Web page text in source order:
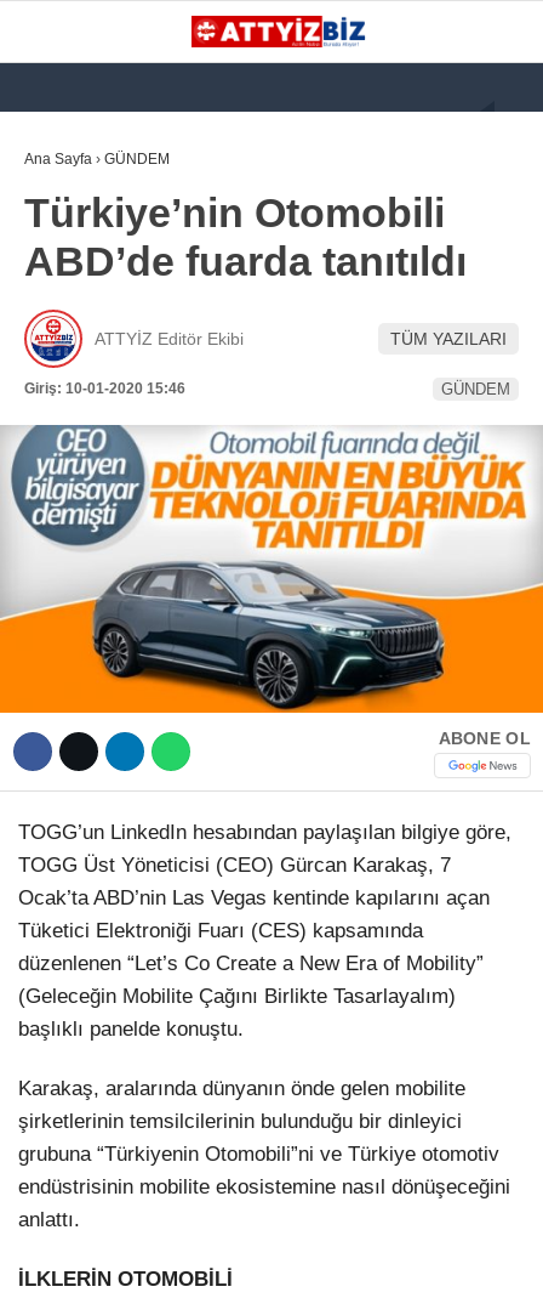
WhatsApp İhbar
Facebook
Instagram
Youtube
TikTok
Dribbble
KATEGORİLER
GÜNDEM
KPSS
ATT
PARAMEDİK (AABT)
STK
İLANLAR
TERCİH ROBOTU
Ana Sayfa › GÜNDEM
Türkiye’nin Otomobili
ABD’de fuarda tanıtıldı
ATTYİZ Editör Ekibi TÜM YAZILARI
Giriş: 10-01-2020 15:46 GÜNDEM
ABONE OL
TOGG’un LinkedIn hesabından paylaşılan bilgiye göre,
TOGG Üst Yöneticisi (CEO) Gürcan Karakaş, 7
Ocak’ta ABD’nin Las Vegas kentinde kapılarını açan
Tüketici Elektroniği Fuarı (CES) kapsamında
düzenlenen “Let’s Co Create a New Era of Mobility”
(Geleceğin Mobilite Çağını Birlikte Tasarlayalım)
başlıklı panelde konuştu.
Karakaş, aralarında dünyanın önde gelen mobilite
şirketlerinin temsilcilerinin bulunduğu bir dinleyici
grubuna “Türkiyenin Otomobili”ni ve Türkiye otomotiv
endüstrisinin mobilite ekosistemine nasıl dönüşeceğini
anlattı.
İLKLERİN OTOMOBİLİ